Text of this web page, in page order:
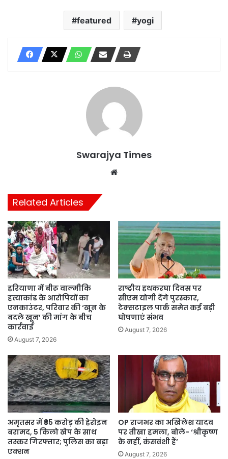
featured yogi
Swarajya Times
Related Articles
हरियाणा में बीरू वाल्मीकि
हत्याकांड के आरोपियों का
एनकाउंटर, परिवार की ‘खून के
बदले खून’ की मांग के बीच
कार्रवाई
August 7, 2026
राष्ट्रीय हथकरघा दिवस पर
सीएम योगी देंगे पुरस्कार,
टेक्सटाइल पार्क समेत कई बड़ी
घोषणाएं संभव
August 7, 2026
अमृतसर में ₹35 करोड़ की हेरोइन
बरामद, 5 किलो खेप के साथ
तस्कर गिरफ्तार; पुलिस का बड़ा
एक्शन
OP राजभर का अखिलेश यादव
पर तीखा हमला, बोले- ‘श्रीकृष्ण
के नहीं, कंसवंशी हैं’
August 7, 2026